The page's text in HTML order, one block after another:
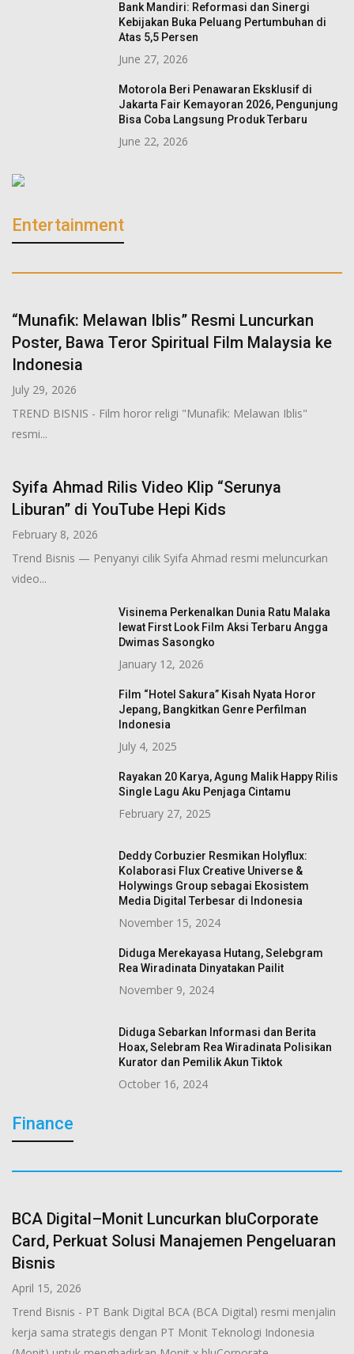
Bank Mandiri: Reformasi dan Sinergi
Kebijakan Buka Peluang Pertumbuhan di
Atas 5,5 Persen
June 27, 2026
Motorola Beri Penawaran Eksklusif di
Jakarta Fair Kemayoran 2026, Pengunjung
Bisa Coba Langsung Produk Terbaru
June 22, 2026
Entertainment
“Munafik: Melawan Iblis” Resmi Luncurkan
Poster, Bawa Teror Spiritual Film Malaysia ke
Indonesia
July 29, 2026
TREND BISNIS - Film horor religi "Munafik: Melawan Iblis"
resmi...
Syifa Ahmad Rilis Video Klip “Serunya
Liburan” di YouTube Hepi Kids
February 8, 2026
Trend Bisnis — Penyanyi cilik Syifa Ahmad resmi meluncurkan
video...
Visinema Perkenalkan Dunia Ratu Malaka
lewat First Look Film Aksi Terbaru Angga
Dwimas Sasongko
January 12, 2026
Film “Hotel Sakura” Kisah Nyata Horor
Jepang, Bangkitkan Genre Perfilman
Indonesia
July 4, 2025
Rayakan 20 Karya, Agung Malik Happy Rilis
Single Lagu Aku Penjaga Cintamu
February 27, 2025
Deddy Corbuzier Resmikan Holyflux:
Kolaborasi Flux Creative Universe &
Holywings Group sebagai Ekosistem
Media Digital Terbesar di Indonesia
November 15, 2024
Diduga Merekayasa Hutang, Selebgram
Rea Wiradinata Dinyatakan Pailit
November 9, 2024
Diduga Sebarkan Informasi dan Berita
Hoax, Selebram Rea Wiradinata Polisikan
Kurator dan Pemilik Akun Tiktok
October 16, 2024
Finance
BCA Digital–Monit Luncurkan bluCorporate
Card, Perkuat Solusi Manajemen Pengeluaran
Bisnis
April 15, 2026
Trend Bisnis - PT Bank Digital BCA (BCA Digital) resmi menjalin
kerja sama strategis dengan PT Monit Teknologi Indonesia